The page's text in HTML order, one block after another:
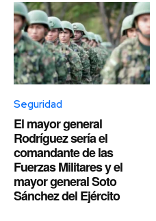
Seguridad
El mayor general
Rodríguez sería el
comandante de las
Fuerzas Militares y el
mayor general Soto
Sánchez del Ejército